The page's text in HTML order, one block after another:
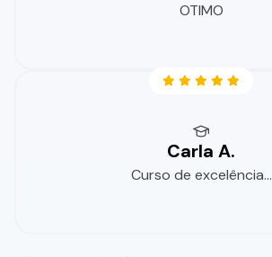
OTIMO
Carla A.
Curso de excelência...